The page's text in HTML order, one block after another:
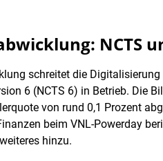
NCTS
schreitet die
6 (NCTS 6) in Betrieb. Die
von rund 0,1 Prozent
beim VNL-Powerday
hinzu.